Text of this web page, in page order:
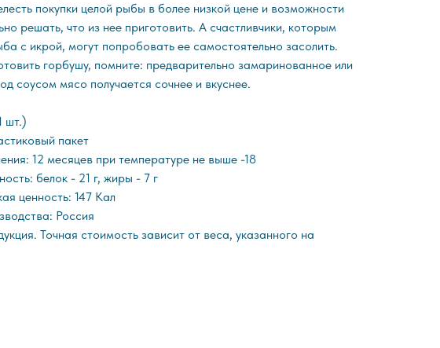
покупки целой рыбы в более низкой цене и возможности
решать, что из нее приготовить. А счастливчики, которым
с икрой, могут попробовать ее самостоятельно засолить.
горбушу, помните: предварительно замаринованное или
соусом мясо получается сочнее и вкуснее.
шт.)
пакет
12 месяцев при температуре не выше -18
белок - 21 г, жиры - 7 г
ценность: 147 Кал
Россия
Точная стоимость зависит от веса, указанного на